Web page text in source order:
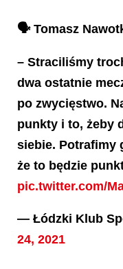
🗣️ Tomasz
– Straciliśmy
dwa ostatnie
po zwycięstwo.
punkty i to, żeby
siebie. Potrafimy
że to będzie
pic.twitter.com/
— Łódzki Klub
24, 2021